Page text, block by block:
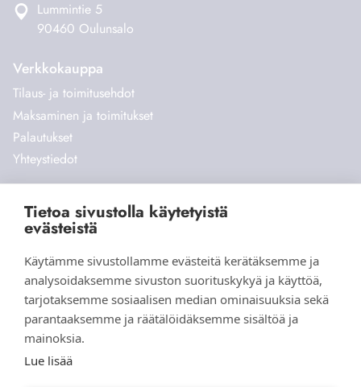
Tietoa sivustolla käytetyistä
evästeistä
Käytämme sivustollamme evästeitä kerätäksemme ja
analysoidaksemme sivuston suorituskykyä ja käyttöä,
tarjotaksemme sosiaalisen median ominaisuuksia sekä
parantaaksemme ja räätälöidäksemme sisältöä ja
mainoksia.
Lue lisää
Lummintie 5
90460 Oulunsalo
Verkkokauppa
Tilaus- ja toimitusehdot
Maksaminen ja toimitukset
Palautukset
Yhteystiedot
© 2026 Aihki Design |Tietosuojaseloste|Evästeasetukset
Verkkokauppa yritykselle Helpotkotisivut.fi